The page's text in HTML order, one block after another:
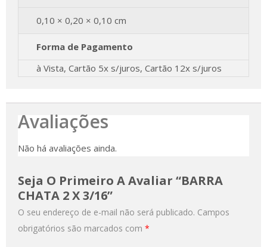
0,10 × 0,20 × 0,10 cm
Forma de Pagamento
à Vista, Cartão 5x s/juros, Cartão 12x s/juros
Avaliações
Não há avaliações ainda.
Seja O Primeiro A Avaliar “BARRA
CHATA 2 X 3/16”
O seu endereço de e-mail não será publicado. Campos
obrigatórios são marcados com *